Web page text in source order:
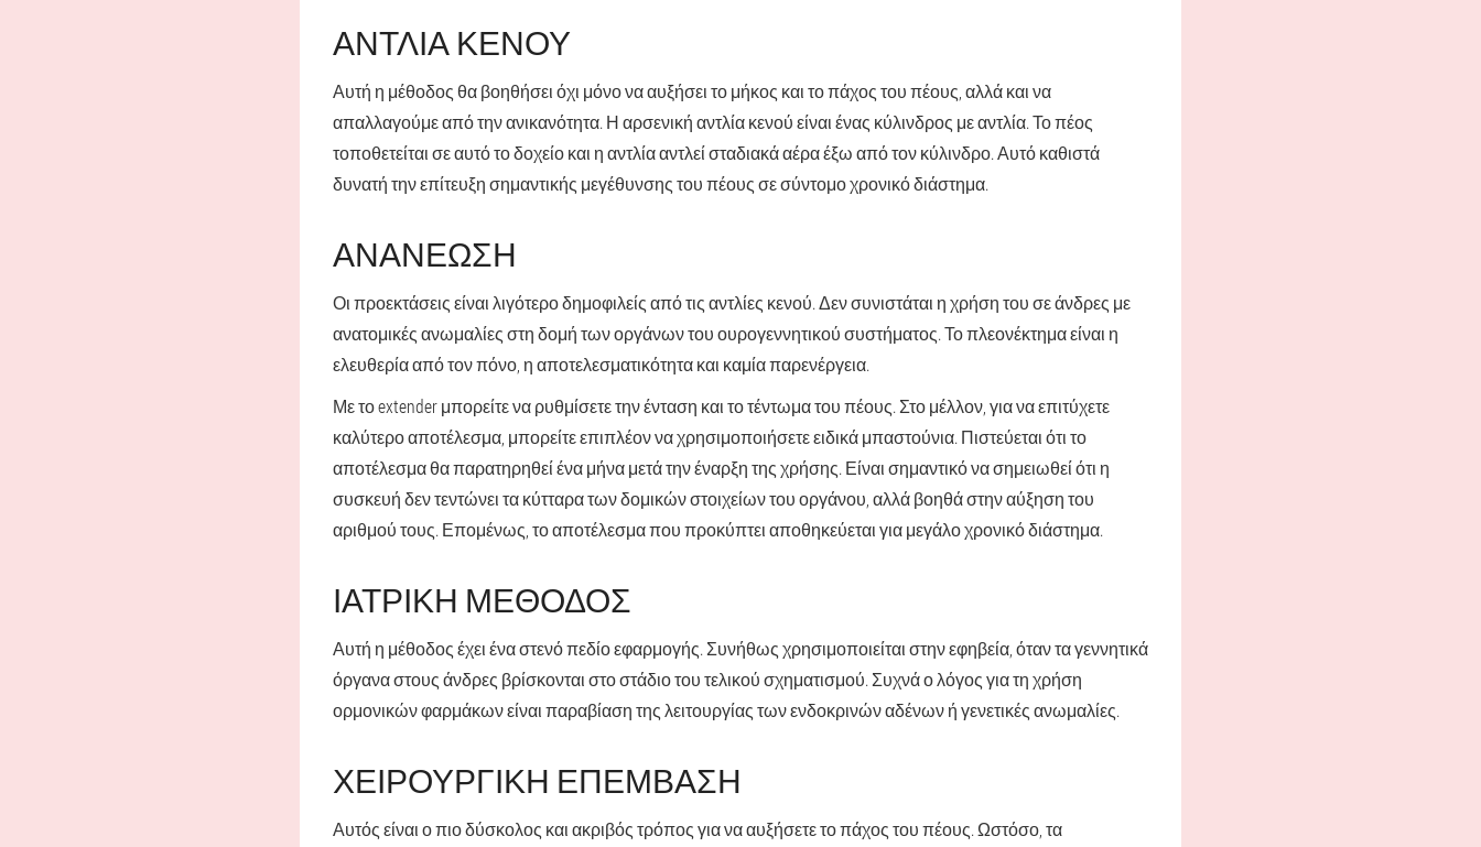
ΑΝΤΛΙΑ ΚΕΝΟΥ
Αυτή η μέθοδος θα βοηθήσει όχι μόνο να αυξήσει το μήκος και το πάχος του πέους, αλλά και να
απαλλαγούμε από την ανικανότητα. Η αρσενική αντλία κενού είναι ένας κύλινδρος με αντλία. Το πέος
τοποθετείται σε αυτό το δοχείο και η αντλία αντλεί σταδιακά αέρα έξω από τον κύλινδρο. Αυτό καθιστά
δυνατή την επίτευξη σημαντικής μεγέθυνσης του πέους σε σύντομο χρονικό διάστημα.
ΑΝΑΝΈΩΣΗ
Οι προεκτάσεις είναι λιγότερο δημοφιλείς από τις αντλίες κενού. Δεν συνιστάται η χρήση του σε άνδρες με
ανατομικές ανωμαλίες στη δομή των οργάνων του ουρογεννητικού συστήματος. Το πλεονέκτημα είναι η
ελευθερία από τον πόνο, η αποτελεσματικότητα και καμία παρενέργεια.
Με το extender μπορείτε να ρυθμίσετε την ένταση και το τέντωμα του πέους. Στο μέλλον, για να επιτύχετε
καλύτερο αποτέλεσμα, μπορείτε επιπλέον να χρησιμοποιήσετε ειδικά μπαστούνια. Πιστεύεται ότι το
αποτέλεσμα θα παρατηρηθεί ένα μήνα μετά την έναρξη της χρήσης. Είναι σημαντικό να σημειωθεί ότι η
συσκευή δεν τεντώνει τα κύτταρα των δομικών στοιχείων του οργάνου, αλλά βοηθά στην αύξηση του
αριθμού τους. Επομένως, το αποτέλεσμα που προκύπτει αποθηκεύεται για μεγάλο χρονικό διάστημα.
ΙΑΤΡΙΚΉ ΜΈΘΟΔΟΣ
Αυτή η μέθοδος έχει ένα στενό πεδίο εφαρμογής. Συνήθως χρησιμοποιείται στην εφηβεία, όταν τα γεννητικά
όργανα στους άνδρες βρίσκονται στο στάδιο του τελικού σχηματισμού. Συχνά ο λόγος για τη χρήση
ορμονικών φαρμάκων είναι παραβίαση της λειτουργίας των ενδοκρινών αδένων ή γενετικές ανωμαλίες.
ΧΕΙΡΟΥΡΓΙΚΉ ΕΠΈΜΒΑΣΗ
Αυτός είναι ο πιο δύσκολος και ακριβός τρόπος για να αυξήσετε το πάχος του πέους. Ωστόσο, τα